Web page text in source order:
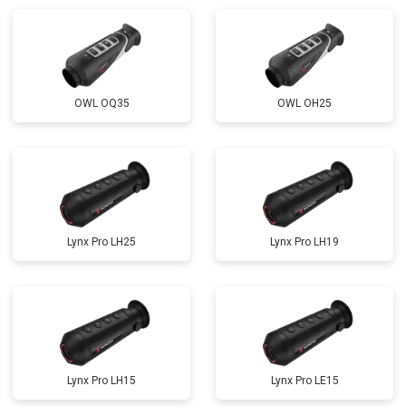
OWL OQ35 OWL OH25
Lynx Pro LH25 Lynx Pro LH19
Lynx Pro LH15 Lynx Pro LE15